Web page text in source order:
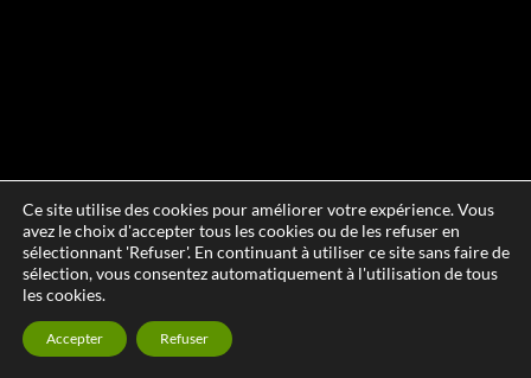
Ce site utilise des cookies pour améliorer votre expérience. Vous
avez le choix d'accepter tous les cookies ou de les refuser en
sélectionnant 'Refuser'. En continuant à utiliser ce site sans faire de
sélection, vous consentez automatiquement à l'utilisation de tous
les cookies.
Accepter Refuser